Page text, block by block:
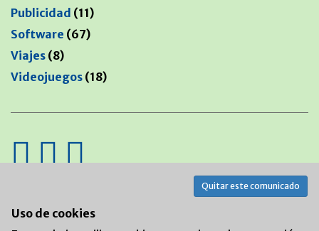
Publicidad (11)
Software (67)
Viajes (8)
Videojuegos (18)
Quitar este comunicado
Uso de cookies